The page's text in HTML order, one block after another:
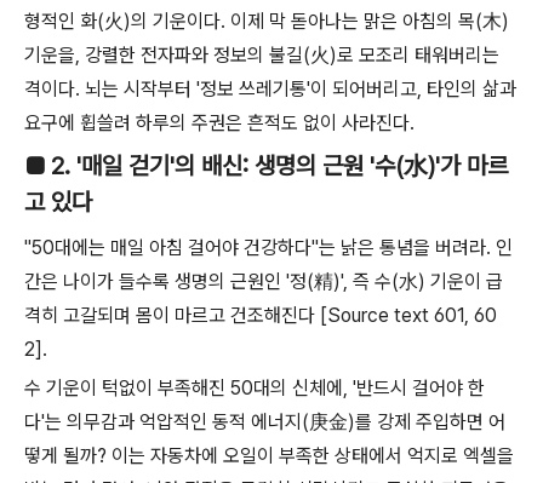
형적인 화(火)의 기운이다. 이제 막 돋아나는 맑은 아침의 목(木)
기운을, 강렬한 전자파와 정보의 불길(火)로 모조리 태워버리는
격이다. 뇌는 시작부터 '정보 쓰레기통'이 되어버리고, 타인의 삶과
요구에 휩쓸려 하루의 주권은 흔적도 없이 사라진다.
■ 2. '매일 걷기'의 배신: 생명의 근원 '수(水)'가 마르
고 있다
"50대에는 매일 아침 걸어야 건강하다"는 낡은 통념을 버려라. 인
간은 나이가 들수록 생명의 근원인 '정(精)', 즉 수(水) 기운이 급
격히 고갈되며 몸이 마르고 건조해진다 [Source text 601, 60
2].
수 기운이 턱없이 부족해진 50대의 신체에, '반드시 걸어야 한
다'는 의무감과 억압적인 동적 에너지(庚金)를 강제 주입하면 어
떻게 될까? 이는 자동차에 오일이 부족한 상태에서 억지로 엑셀을